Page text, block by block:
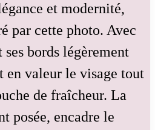
et modernité,
par cette photo. Avec
ses bords légèrement
en valeur le visage tout
de fraîcheur. La
posée, encadre le